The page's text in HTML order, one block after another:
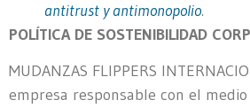
antitrust y antimonopolio.
POLÍTICA DE SOSTENIBILIDAD
MUDANZAS FLIPPERS
empresa responsable con el